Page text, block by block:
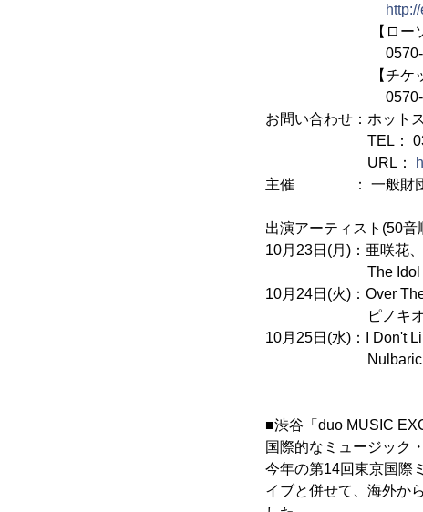
【ローソンチ
0570-084-
【チケット
0570-02-
お問い合わせ：ホット
TEL： 03-5720-
URL：
主催 ： 一般財団法
出演アーティスト(50音
10月23日(月)：亜咲花
The Idol Formerly
10月24日(火)：Over
ピノキオピー
10月25日(水)：I Don't
Nulbarich、
■渋谷「duo MUSIC
国際的なミュージック
今年の第14回東京国際
イブと併せて、海外か